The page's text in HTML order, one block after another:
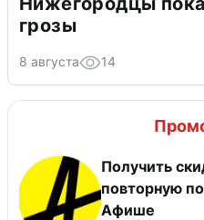
грозы
8 августа 14
Получить
повторную
Афише